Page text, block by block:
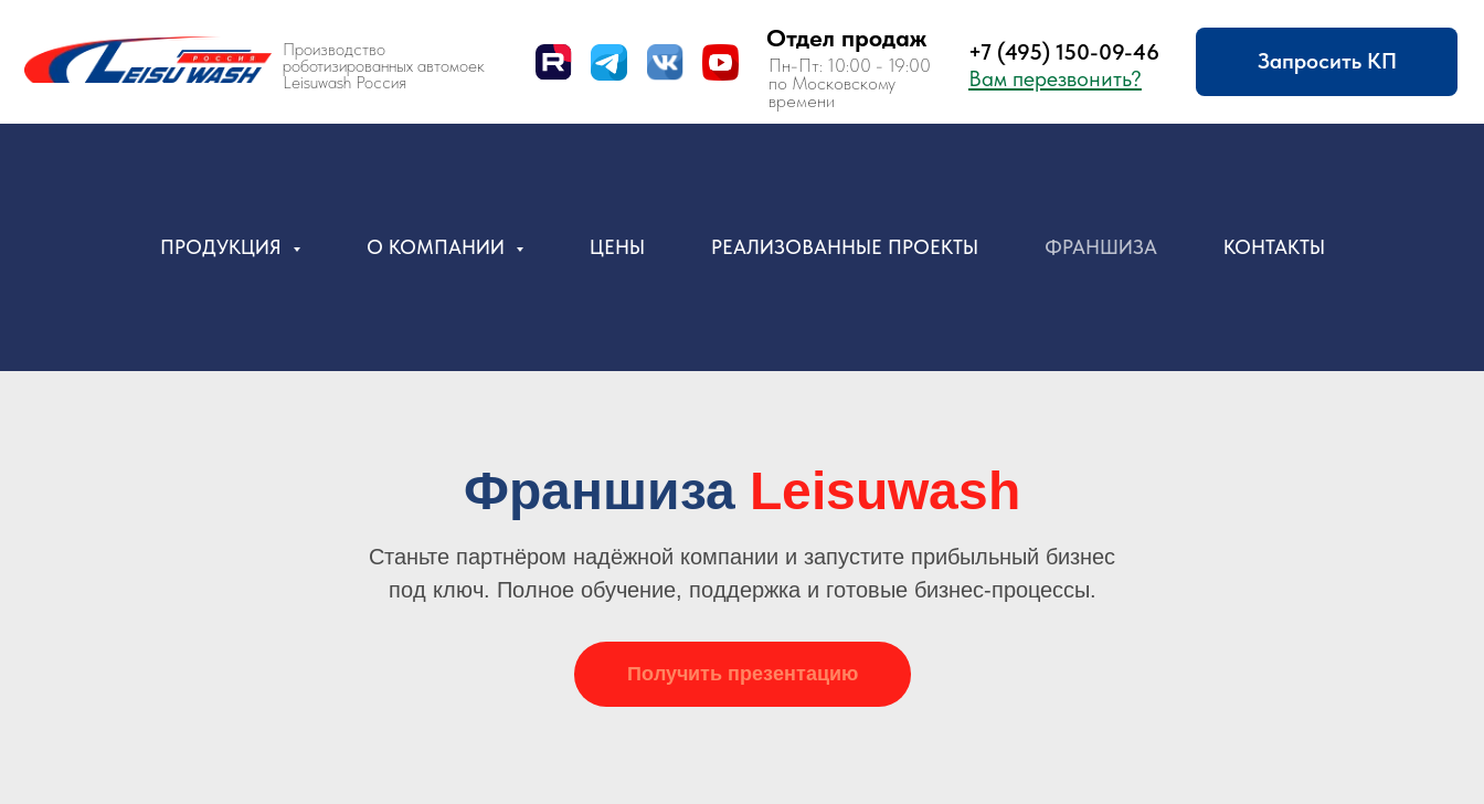
Производство
роботизированных автомоек
Leisuwash Россия
+7 (495) 150-09-46
Отдел продаж
Пн-Пт: 10:00 - 19:00
по Московскому
Вам перезвонить?
Запросить КП
ПРОДУКЦИЯ О КОМПАНИИ ЦЕНЫ РЕАЛИЗОВАННЫЕ ПРОЕКТЫ ФРАНШИЗА КОНТАКТЫ
Франшиза Leisuwash
Станьте партнёром надёжной компании и запустите прибыльный бизнес
под ключ. Полное обучение, поддержка и готовые бизнес-процессы.
Получить презентацию